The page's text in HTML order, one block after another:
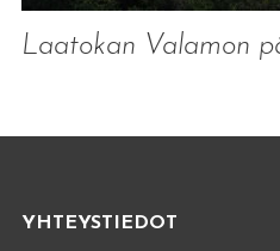
Laatokan Valamon
YHTEYSTIEDOT